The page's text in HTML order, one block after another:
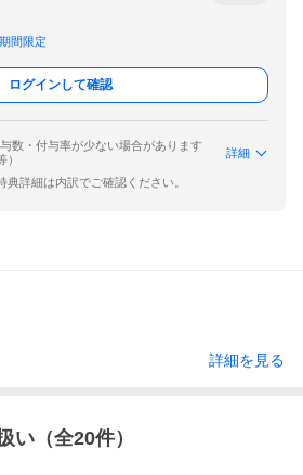
間限定
ログインして確認
数・付与率が少ない場合があります
）
詳細
詳細は内訳でご確認ください。
詳細を見る
い（全20件）